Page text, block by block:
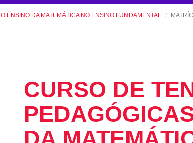
ENSINO DA MATEMÁTICA NO ENSINO FUNDAMENTAL
CURSO DE